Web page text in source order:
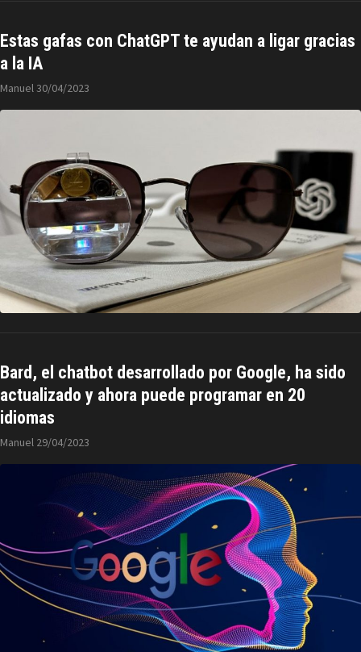
Estas gafas con ChatGPT te ayudan a ligar gracias
a la IA
Manuel30/04/2023
Bard, el chatbot desarrollado por Google, ha sido
actualizado y ahora puede programar en 20
idiomas
Manuel 29/04/2023